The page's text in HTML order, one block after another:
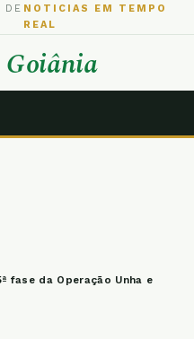
DE NOTICIAS EM TEMPO
REAL
Goiânia
fase da Operação Unha e